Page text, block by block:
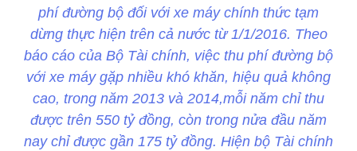
phí đường bộ đối với xe máy chính thức tạm
dừng thực hiện trên cả nước từ 1/1/2016. Theo
báo cáo của Bộ Tài chính, việc thu phí đường bộ
với xe máy gặp nhiều khó khăn, hiệu quả không
cao, trong năm 2013 và 2014,mỗi năm chỉ thu
được trên 550 tỷ đồng, còn trong nửa đầu năm
nay chỉ được gần 175 tỷ đồng. Hiện bộ Tài chính